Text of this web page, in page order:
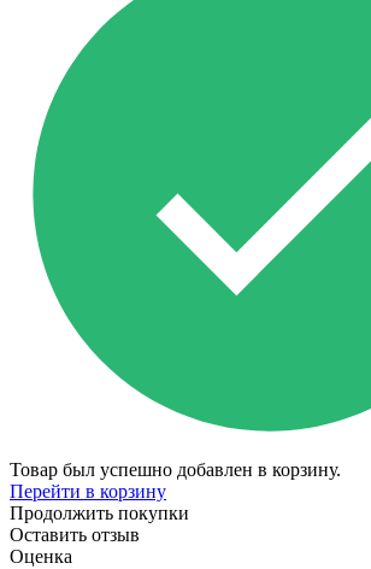
Товар был успешно добавлен в корзину.
Перейти в корзину
Продолжить покупки
Оставить отзыв
Оценка